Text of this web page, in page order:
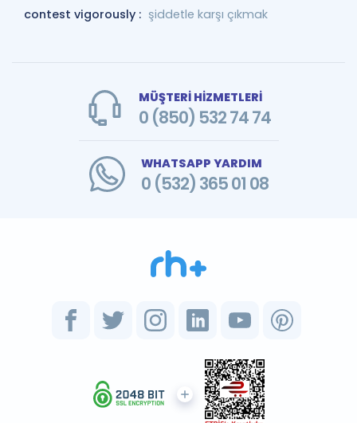
contest vigorously : şiddetle karşı çıkmak
MÜŞTERİ HİZMETLERİ
0 (850) 532 74 74
WHATSAPP YARDIM
0 (532) 365 01 08